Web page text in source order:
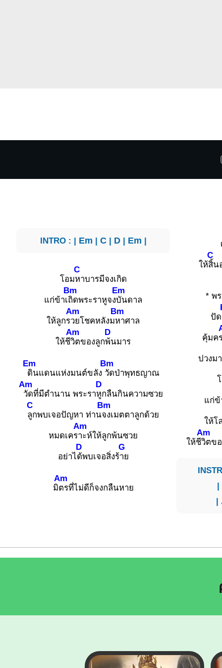
INTRO : | Em | C| D| Em |
โอม
C
หาบารมีจงเกิด
แก่ข้าเ
Bm
ถิดพระราหูจง
Em
บันดาล
ให้ลูกร
Am
วยโชคหลังม
Bm
หาศาล
ให้ชี
Am
วิตของลูก
D
พ้นมาร
Em
ดินแดนแห่งมนต์ขลัง
Bm
วัดป่าพุทธญาณ
Am
วัดที่มีตำนาน พระรา
D
หูกลืนกินความซวย
C
ลูกพบเจอปัญหา ท่าน
Bm
จงเมตตาลูกด้วย
หมดเคร
Am
าะห์ให้ลูกพ้นซวย
อย่าไ
D
ด้พบเจอสิ่งร้
G
าย
มิ
Am
ตรที่ไม่ดีก็จงกลืนหาย
ให้
C
สิ้น
* พ
ปัด
คุ้มค
ปวงม
แก่ข้
ให้โ
ให้ชี
Am
วิตข
|
|